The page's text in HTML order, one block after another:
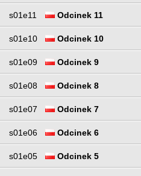
s01e11 Odcinek 11
s01e10 Odcinek 10
s01e09 Odcinek 9
s01e08 Odcinek 8
s01e07 Odcinek 7
s01e06 Odcinek 6
s01e05 Odcinek 5